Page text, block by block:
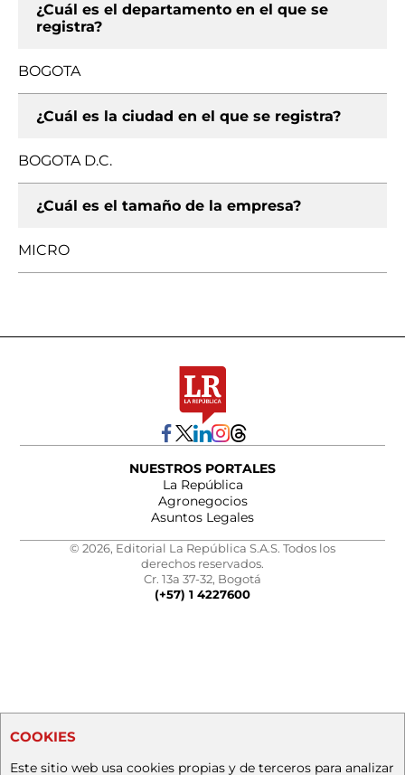
¿Cuál es el departamento en el que se
registra?
BOGOTA
¿Cuál es la ciudad en el que se registra?
BOGOTA D.C.
¿Cuál es el tamaño de la empresa?
MICRO
NUESTROS PORTALES
La República
Agronegocios
Asuntos Legales
© 2026, Editorial La República S.A.S. Todos los
derechos reservados.
Cr. 13a 37-32, Bogotá
(+57) 1 4227600
COOKIES
Este sitio web usa cookies propias y de terceros para analizar